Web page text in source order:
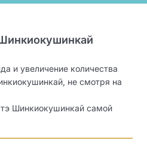
и увеличение количества
не смотря на
Шинкиокушинкай самой